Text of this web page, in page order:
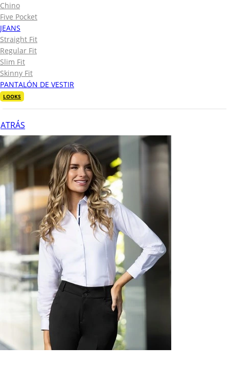
Chino
Five Pocket
JEANS
Straight Fit
Regular Fit
Slim Fit
Skinny Fit
PANTALÓN DE VESTIR
LOOKS
ATRÁS